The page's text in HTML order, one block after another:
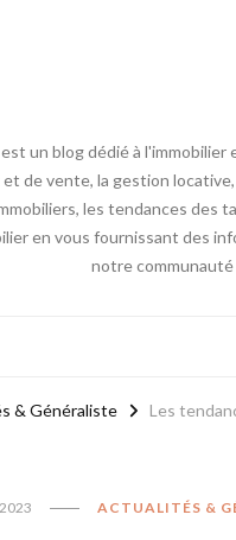
un blog dédié à
de vente, la gestion
les tendances des
en vous fournissant des
notre
& Généraliste Les
ACTUALITÉS &